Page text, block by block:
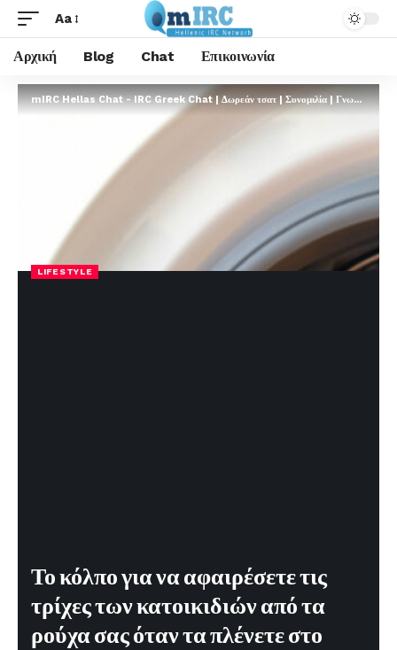
Aa
Αρχική Blog Chat Επικοινωνία
mIRC Hellas Chat - IRC Greek Chat | Δωρεάν τσατ | Συνομιλία | Γνωριμίες | FREE
LIFESTYLE
Το κόλπο για να αφαιρέσετε τις
τρίχες των κατοικιδιών από τα
ρούχα σας όταν τα πλένετε στο